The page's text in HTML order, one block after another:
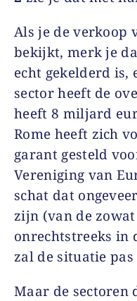
Als je de verkoop
bekijkt, merk je
echt gekelderd is,
sector heeft de
heeft 8 miljard
Rome heeft zich
garant gesteld
Vereniging van
schat dat
zijn (van de
onrechtstreeks in
zal de situatie pas
Maar de sectoren